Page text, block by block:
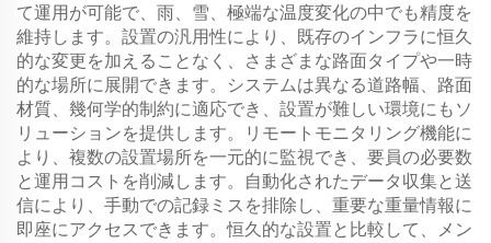
て運用が可能で、雨、雪、極端な温度変化の中でも精度を
維持します。設置の汎用性により、既存のインフラに恒久
的な変更を加えることなく、さまざまな路面タイプや一時
的な場所に展開できます。システムは異なる道路幅、路面
材質、幾何学的制約に適応でき、設置が難しい環境にもソ
リューションを提供します。リモートモニタリング機能に
より、複数の設置場所を一元的に監視でき、要員の必要数
と運用コストを削減します。自動化されたデータ収集と送
信により、手動での記録ミスを排除し、重要な重量情報に
即座にアクセスできます。恒久的な設置と比較して、メン